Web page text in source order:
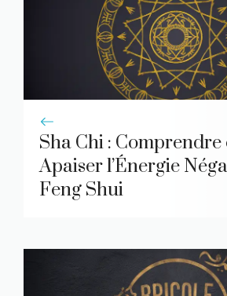
Sha Chi : Comprendre
Apaiser l’Énergie
Feng Shui